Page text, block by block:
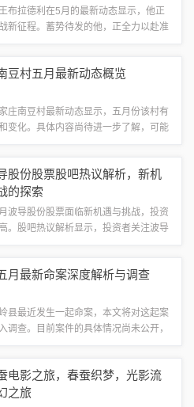
布拉德利在5月的最新动态显示，他正
新征程。蓄势待发的他，正全力以赴准
。他的粉丝们期待着他在未来的比...
豆村五月最新动态概览
庄南豆村最新动态显示，五月份该村有
变化。具体内容尚待进一步了解，可能
。随着春天的到来，石家庄南豆村...
股份股票股吧热议解析，新机
的探索
波导股份股票面临新机遇与挑战，投资
。股吧热议解析显示，投资者关注波导
业地位及竞争环境等因素，以做出明...
月最新命案深度解析与调查
县最近发生一起命案，本文将对这起案
调查。目前案件的具体情况尚未公开，
们将持续关注案件的进展，并希望...
电影之旅，春蚕织梦，光影流
之旅